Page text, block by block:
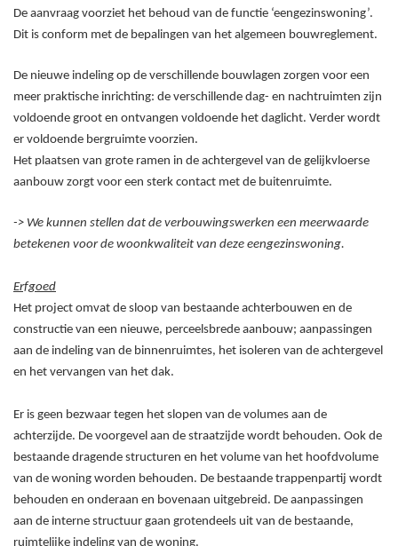
De aanvraag voorziet het behoud van de functie ‘eengezinswoning’.
Dit is conform met de bepalingen van het algemeen bouwreglement.
De nieuwe indeling op de verschillende bouwlagen zorgen voor een
meer praktische inrichting: de verschillende dag- en nachtruimten zijn
voldoende groot en ontvangen voldoende het daglicht. Verder wordt
er voldoende bergruimte voorzien.
Het plaatsen van grote ramen in de achtergevel van de gelijkvloerse
aanbouw zorgt voor een sterk contact met de buitenruimte.
-> We kunnen stellen dat de verbouwingswerken een meerwaarde
betekenen voor de woonkwaliteit van deze eengezinswoning.
Erfgoed
Het project omvat de sloop van bestaande achterbouwen en de
constructie van een nieuwe, perceelsbrede aanbouw; aanpassingen
aan de indeling van de binnenruimtes, het isoleren van de achtergevel
en het vervangen van het dak.
Er is geen bezwaar tegen het slopen van de volumes aan de
achterzijde. De voorgevel aan de straatzijde wordt behouden. Ook de
bestaande dragende structuren en het volume van het hoofdvolume
van de woning worden behouden. De bestaande trappenpartij wordt
behouden en onderaan en bovenaan uitgebreid. De aanpassingen
aan de interne structuur gaan grotendeels uit van de bestaande,
ruimtelijke indeling van de woning.